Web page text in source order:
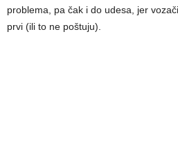
problema, pa čak i do udesa, jer
prvi (ili to ne poštuju).